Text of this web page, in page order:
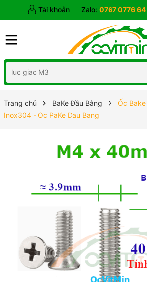
Tài khoản Zalo: 0767 0776
Trang chủ BaKe Đầu Bằng
Ốc
Inox304 - Oc PaKe Dau Bang